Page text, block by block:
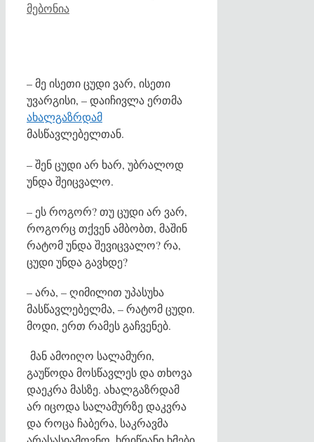
მებონია
– მე ისეთი ცუდი ვარ, ისეთი
უვარგისი, – დაიჩივლა ერთმა
ახალგაზრდამ
მასწავლებელთან.
– შენ ცუდი არ ხარ, უბრალოდ
უნდა შეიცვალო.
– ეს როგორ? თუ ცუდი არ ვარ,
როგორც თქვენ ამბობთ, მაშინ
რატომ უნდა შევიცვალო? რა,
ცუდი უნდა გავხდე?
– არა, – ღიმილით უპასუხა
მასწავლებელმა, – რატომ ცუდი.
მოდი, ერთ რამეს გაჩვენებ.
მან ამოიღო სალამური,
გაუწოდა მოსწავლეს და თხოვა
დაეკრა მასზე. ახალგაზრდამ
არ იცოდა სალამურზე დაკვრა
და როცა ჩაბერა, საკრავმა